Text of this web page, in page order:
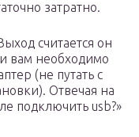
затратно.
считается он
вам необходимо
(не путать с
Отвечая на
подключить usb?»